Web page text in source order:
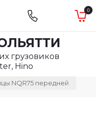
0
грузовиков
Hino
NQR75 передней